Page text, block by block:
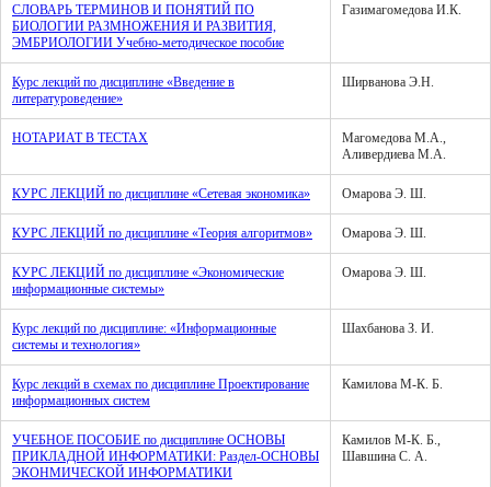
СЛОВАРЬ ТЕРМИНОВ И ПОНЯТИЙ ПО
БИОЛОГИИ РАЗМНОЖЕНИЯ И РАЗВИТИЯ,
ЭМБРИОЛОГИИ Учебно-методическое пособие
Газимагомедова И.К.
Курс лекций по дисциплине «Введение в
литературоведение»
Ширванова Э.Н.
НОТАРИАТ В ТЕСТАХ
Магомедова М.А.,
Аливердиева М.А.
КУРС ЛЕКЦИЙ по дисциплине «Сетевая экономика» Омарова Э. Ш.
КУРС ЛЕКЦИЙ по дисциплине «Теория алгоритмов» Омарова Э. Ш.
КУРС ЛЕКЦИЙ по дисциплине «Экономические
информационные системы»
Омарова Э. Ш.
Курс лекций по дисциплине: «Информационные
системы и технология»
Шахбанова З. И.
Курс лекций в схемах по дисциплине Проектирование
информационных систем
Камилова М-К. Б.
УЧЕБНОЕ ПОСОБИЕ по дисциплине ОСНОВЫ
ПРИКЛАДНОЙ ИНФОРМАТИКИ: Раздел-ОСНОВЫ
ЭКОНМИЧЕСКОЙ ИНФОРМАТИКИ
Камилов М-К. Б.,
Шавшина С. А.